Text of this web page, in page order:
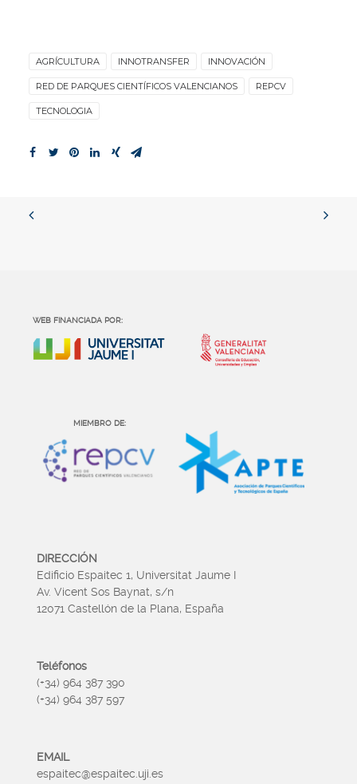
AGRÍCULTURA INNOTRANSFER INNOVACIÓN
RED DE PARQUES CIENTÍFICOS VALENCIANOS REPCV
TECNOLOGIA
WEB FINANCIADA POR:
MIEMBRO DE:
DIRECCIÓN
Edificio Espaitec 1, Universitat Jaume I
Av. Vicent Sos Baynat, s/n
12071 Castellón de la Plana, España
Teléfonos
(+34) 964 387 390
(+34) 964 387 597
EMAIL
espaitec@espaitec.uji.es